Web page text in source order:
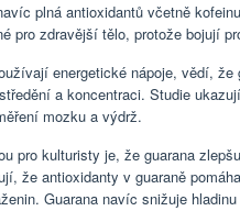
plná antioxidantů včetně
pro zdravější tělo, protože bojují
energetické nápoje, vědí,
a koncentraci. Studie
mozku a výdrž.
pro kulturisty je, že guarana
že antioxidanty v guaraně
Guarana navíc snižuje